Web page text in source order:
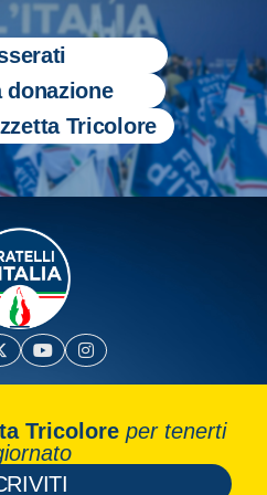
donazione
Tricolore
Tricolore per tenerti